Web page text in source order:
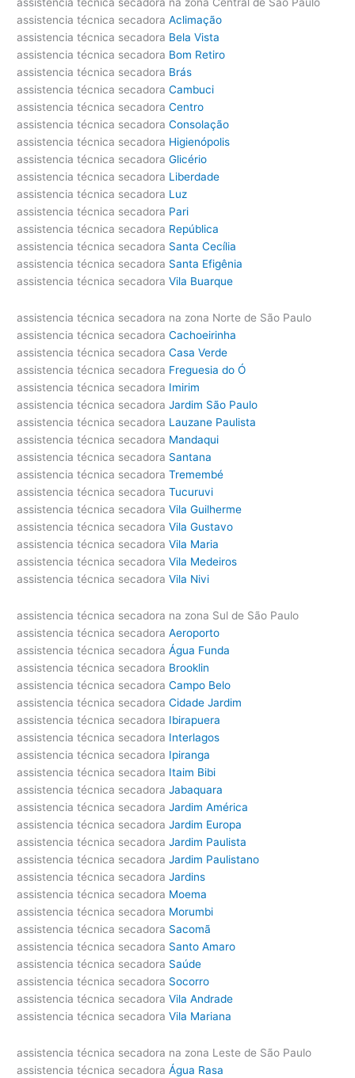
assistencia técnica secadora Aclimação
assistencia técnica secadora Bela Vista
assistencia técnica secadora Bom Retiro
assistencia técnica secadora Brás
assistencia técnica secadora Cambuci
assistencia técnica secadora Centro
assistencia técnica secadora Consolação
assistencia técnica secadora Higienópolis
assistencia técnica secadora Glicério
assistencia técnica secadora Liberdade
assistencia técnica secadora Luz
assistencia técnica secadora Pari
assistencia técnica secadora República
assistencia técnica secadora Santa Cecília
assistencia técnica secadora Santa Efigênia
assistencia técnica secadora Vila Buarque
assistencia técnica secadora na zona Norte de São Paulo
assistencia técnica secadora Cachoeirinha
assistencia técnica secadora Casa Verde
assistencia técnica secadora Freguesia do Ó
assistencia técnica secadora Imirim
assistencia técnica secadora Jardim São Paulo
assistencia técnica secadora Lauzane Paulista
assistencia técnica secadora Mandaqui
assistencia técnica secadora Santana
assistencia técnica secadora Tremembé
assistencia técnica secadora Tucuruvi
assistencia técnica secadora Vila Guilherme
assistencia técnica secadora Vila Gustavo
assistencia técnica secadora Vila Maria
assistencia técnica secadora Vila Medeiros
assistencia técnica secadora Vila Nivi
assistencia técnica secadora na zona Sul de São Paulo
assistencia técnica secadora Aeroporto
assistencia técnica secadora Água Funda
assistencia técnica secadora Brooklin
assistencia técnica secadora Campo Belo
assistencia técnica secadora Cidade Jardim
assistencia técnica secadora Ibirapuera
assistencia técnica secadora Interlagos
assistencia técnica secadora Ipiranga
assistencia técnica secadora Itaim Bibi
assistencia técnica secadora Jabaquara
assistencia técnica secadora Jardim América
assistencia técnica secadora Jardim Europa
assistencia técnica secadora Jardim Paulista
assistencia técnica secadora Jardim Paulistano
assistencia técnica secadora Jardins
assistencia técnica secadora Moema
assistencia técnica secadora Morumbi
assistencia técnica secadora Sacomã
assistencia técnica secadora Santo Amaro
assistencia técnica secadora Saúde
assistencia técnica secadora Socorro
assistencia técnica secadora Vila Andrade
assistencia técnica secadora Vila Mariana
assistencia técnica secadora na zona Leste de São Paulo
assistencia técnica secadora Água Rasa